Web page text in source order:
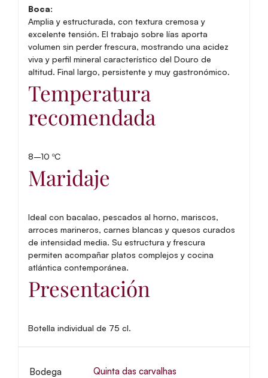
Boca:
Amplia y estructurada, con textura cremosa y
excelente tensión. El trabajo sobre lías aporta
volumen sin perder frescura, mostrando una acidez
viva y perfil mineral característico del Douro de
altitud. Final largo, persistente y muy gastronómico.
Temperatura
recomendada
8–10 ºC
Maridaje
Ideal con bacalao, pescados al horno, mariscos,
arroces marineros, carnes blancas y quesos curados
de intensidad media. Su estructura y frescura
permiten acompañar platos complejos y cocina
atlántica contemporánea.
Presentación
Botella individual de 75 cl.
Bodega Quinta das carvalhas